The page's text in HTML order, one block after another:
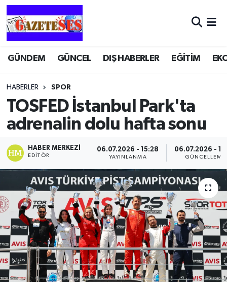
GÜNDEM GÜNCEL DIŞ HABERLER EĞİTİM
HABERLER SPOR
TOSFED İstanbul Park'ta
adrenalin dolu hafta sonu
HABER MERKEZI
EDITÖR
06.07.2026 - 15:28
YAYINLANMA
06.07.2026 -
GÜNCELLEME